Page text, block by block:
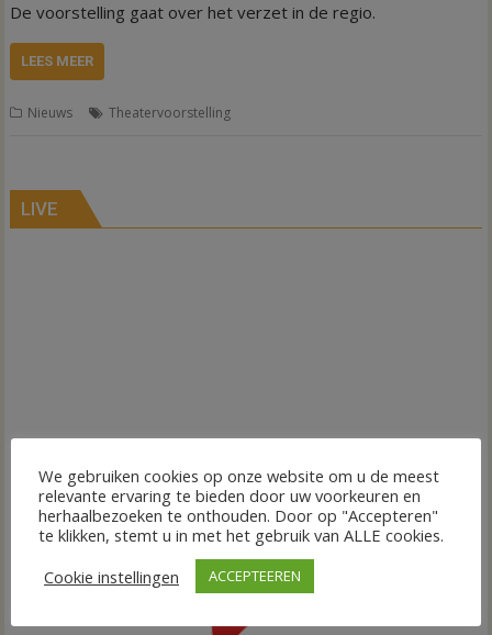
De voorstelling gaat over het verzet in de regio.
LEES MEER
Nieuws Theatervoorstelling
LIVE
We gebruiken cookies op onze website om u de meest
relevante ervaring te bieden door uw voorkeuren en
herhaalbezoeken te onthouden. Door op "Accepteren"
te klikken, stemt u in met het gebruik van ALLE cookies.
Cookie instellingen
ACCEPTEEREN